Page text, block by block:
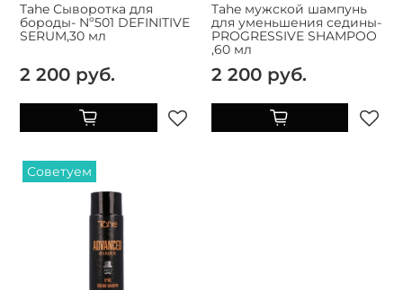
Tahe Сыворотка для
бороды- Nº501 DEFINITIVE
SERUM,30 мл
2 200 руб.
Tahe мужской шампунь
для уменьшения седины-
PROGRESSIVE SHAMPOO
,60 мл
2 200 руб.
Советуем